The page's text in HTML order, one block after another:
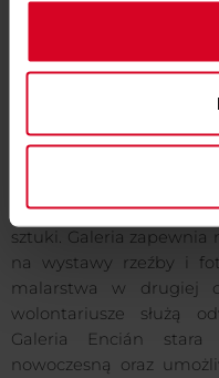
Dom Sztuki -
sztuki. Galeria zapewnia
na wystawy rzeźby i
malarstwa w drugiej
wolontariusze służą
Galeria Encián
nowoczesną oraz